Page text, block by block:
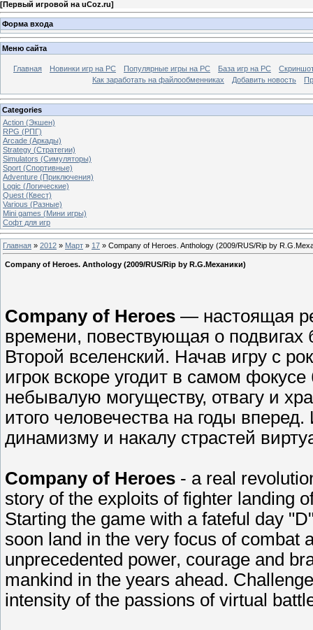
[Первый игровой на uCoz.ru]
Форма входа
Меню сайта
Главная Новинки игр на PC Популярные игры на PC База игр на РС
Как заработать на файлообменниках
Добавить новость
Categories
Action (Экшен)
RPG (РПГ)
Arcade (Аркады)
Strategy (Стратегии)
Simulators (Симуляторы)
Sport (Спортивные)
Adventure (Приключения)
Logic (Логические)
Quest (Квест)
Various (Разные)
Mini games (Мини игры)
Софт для игр
Главная » 2012 » Март » 17 » Company of Heroes. Anthology (2009/RUS/Rip by
Company of Heroes. Anthology (2009/RUS/Rip by R.G.Механики)
Company of Heroes — настоящая
времени, повествующая о
Второй вселенский. Начав игру с
игрок вскоре угодит в самом
небывалую могуществу, отвагу и
итого человечества на годы
динамизму и накалу страстей
Company of Heroes - a real
story of the exploits of fighter landing
Starting the game with a fateful day
soon land in the very focus of combat
unprecedented power, courage and
mankind in the years ahead.
intensity of the passions of virtual